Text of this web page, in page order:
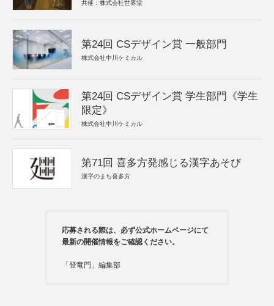
共催：株式会社世界堂
第24回 CSデザイン賞 一般部門
株式会社中川ケミカル
第24回 CSデザイン賞 学生部門《学生
限定》
株式会社中川ケミカル
第71回 喜多方発感じる漢字あそび
漢字のまち喜多方
応募される際は、必ず公式ホームページにて
最新の開催情報をご確認ください。
「登竜門」編集部